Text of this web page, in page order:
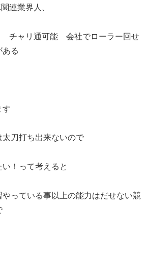
連業界人、
チャリ通可能 会社でローラー回せ
ある
す
太刀打ち出来ないので
！って考えると
やっている事以上の能力はだせない競